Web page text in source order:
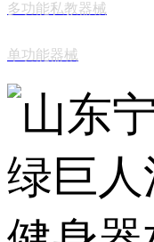
多功能私教器械
单功能器械